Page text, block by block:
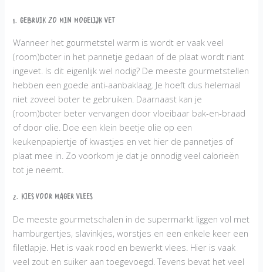
1. Gebruik zo min mogelijk vet
Wanneer het gourmetstel warm is wordt er vaak veel
(room)boter in het pannetje gedaan of de plaat wordt riant
ingevet. Is dit eigenlijk wel nodig? De meeste gourmetstellen
hebben een goede anti-aanbaklaag. Je hoeft dus helemaal
niet zoveel boter te gebruiken. Daarnaast kan je
(room)boter beter vervangen door vloeibaar bak-en-braad
of door olie. Doe een klein beetje olie op een
keukenpapiertje of kwastjes en vet hier de pannetjes of
plaat mee in. Zo voorkom je dat je onnodig veel calorieën
tot je neemt.
2. Kies voor mager vlees
De meeste gourmetschalen in de supermarkt liggen vol met
hamburgertjes, slavinkjes, worstjes en een enkele keer een
filetlapje. Het is vaak rood en bewerkt vlees. Hier is vaak
veel zout en suiker aan toegevoegd. Tevens bevat het veel